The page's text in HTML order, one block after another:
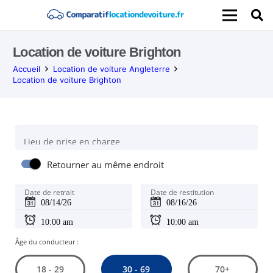
Location de voiture Brighton
Accueil
Location de voiture Angleterre
Location de voiture Brighton
Lieu de prise en charge
Retourner au même endroit
Date de retrait Date de restitution
Âge du conducteur :
18 - 29 30 - 69 70+